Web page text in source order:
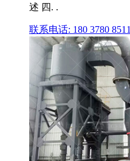
述 四. .
联系电话: 180 3780 8511